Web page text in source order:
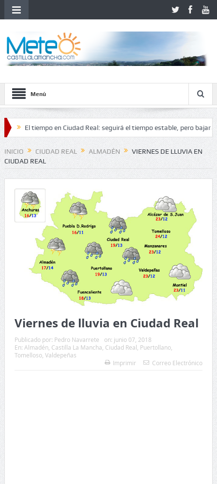
Menú
El tiempo en Ciudad Real: seguirá el tiempo estable, pero bajarán las
inestabilidad
INICIO CIUDAD REAL ALMADÉN
VIERNES DE LLUVIA EN
CIUDAD REAL
Viernes de lluvia en Ciudad Real
Publicado por: Pedro Navarrete on: junio 07, 2018
En: Almadén Castilla La Mancha Ciudad Real Puertollano,
Tomelloso, Valdepeñas
Imprimir
Correo Electrónico